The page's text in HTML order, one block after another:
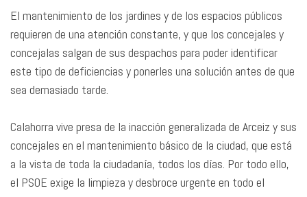
El mantenimiento de los jardines y de los espacios públicos
requieren de una atención constante, y que los concejales y
concejalas salgan de sus despachos para poder identificar
este tipo de deficiencias y ponerles una solución antes de que
sea demasiado tarde.
Calahorra vive presa de la inacción generalizada de Arceiz y sus
concejales en el mantenimiento básico de la ciudad, que está
a la vista de toda la ciudadanía, todos los días. Por todo ello,
el PSOE exige la limpieza y desbroce urgente en todo el